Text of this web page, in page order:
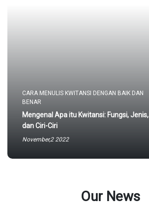
CARA MENULIS KWITANSI DENGAN BAIK DAN
BENAR
Mengenal Apa itu Kwitansi: Fungsi, Jenis,
dan Ciri-Ciri
November,2 2022
Our News